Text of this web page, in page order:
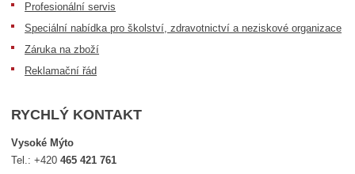
Profesionální servis
Speciální nabídka pro školství, zdravotnictví a neziskové organizace
Záruka na zboží
Reklamační řád
RYCHLÝ KONTAKT
Vysoké Mýto
Tel.:+420465 421 761